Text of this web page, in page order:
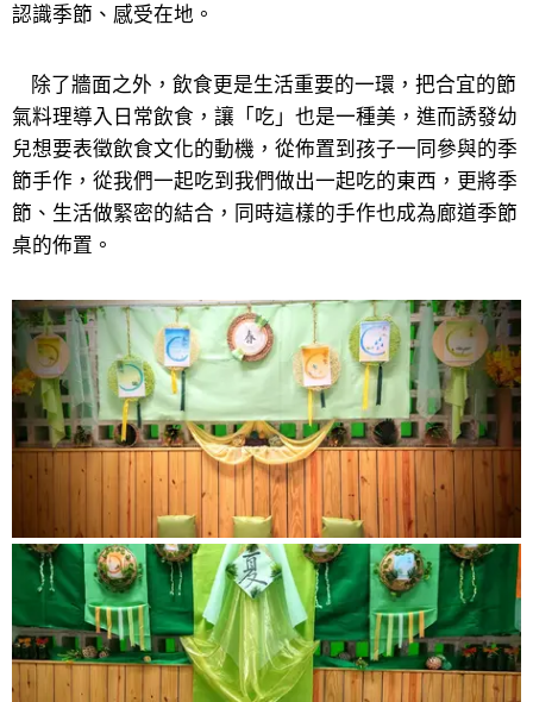
認識季節、感受在地。
除了牆面之外，飲食更是生活重要的一環，把合宜的節
氣料理導入日常飲食，讓「吃」也是一種美，進而誘發幼
兒想要表徵飲食文化的動機，從佈置到孩子一同參與的季
節手作，從我們一起吃到我們做出一起吃的東西，更將季
節、生活做緊密的結合，同時這樣的手作也成為廊道季節
桌的佈置。